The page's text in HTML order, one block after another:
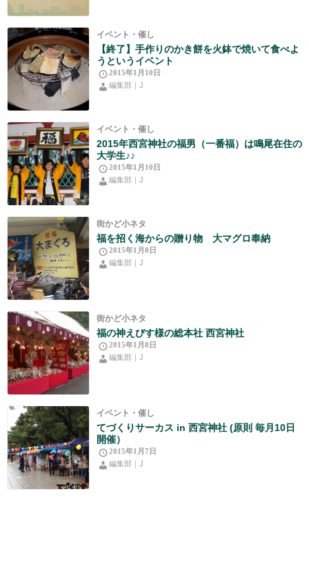
イベント・催し
【終了】手作りのかき餅を火鉢で焼いて食べよ
うというイベント
2015年1月10日
編集部｜J
イベント・催し
2015年西宮神社の福男（一番福）は鳴尾在住の
大学生♪♪
2015年1月10日
編集部｜J
街かど小ネタ
福を招く海からの贈り物 大マグロ奉納
2015年1月8日
編集部｜J
街かど小ネタ
福の神えびす様の総本社 西宮神社
2015年1月8日
編集部｜J
イベント・催し
てづくりサーカス in 西宮神社 (原則 毎月10日
開催）
2015年1月7日
編集部｜J